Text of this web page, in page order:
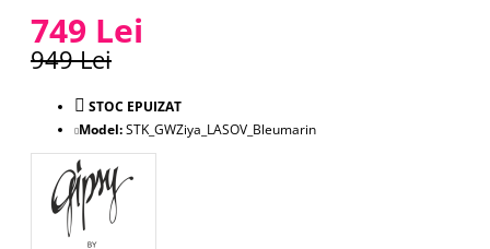
749 Lei
949 Lei
STOC EPUIZAT
Model:STK_GWZiya_LASOV_Bleumarin